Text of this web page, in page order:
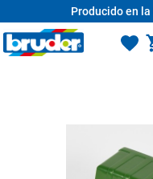
Producido en